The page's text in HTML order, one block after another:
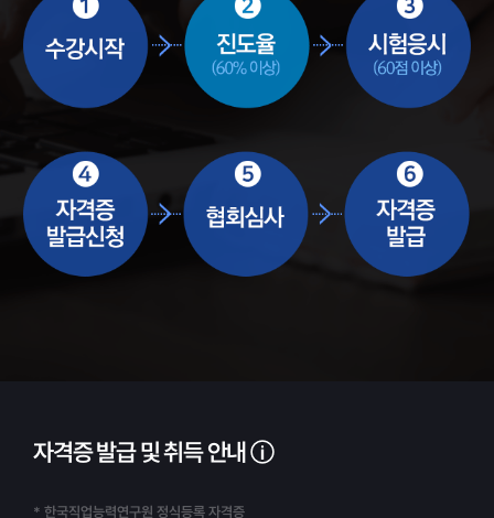
자격증 발급 및 취득 안내
* 한국직업능력연구원 정식등록 자격증